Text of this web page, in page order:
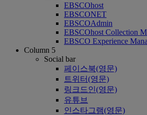
EBSCOhost
EBSCONET
EBSCOAdmin
EBSCOhost Collection
EBSCO Experience
Column 5
Social bar
페이스북(영문)
트위터(영문)
링크드인(영문)
유튜브
인스타그램(영문)